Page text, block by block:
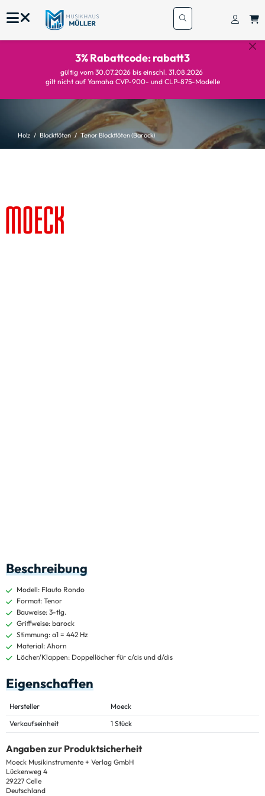
3% Rabattcode: rabatt3
gültig vom 30.07.2026 bis einschl. 31.08.2026
gilt nicht auf Yamaha CVP-900- und CLP-875-Modelle
Holz Blockflöten Tenor Blockflöten (Barock)
Beschreibung
Modell: Flauto Rondo
Format: Tenor
Bauweise: 3-tlg.
Griffweise: barock
Stimmung: a1 = 442 Hz
Material: Ahorn
Löcher/Klappen: Doppellöcher für c/cis und d/dis
Eigenschaften
Hersteller
Moeck
Verkaufseinheit
1 Stück
Angaben zur Produktsicherheit
Moeck Musikinstrumente + Verlag GmbH
Lückenweg 4
29227 Celle
Deutschland